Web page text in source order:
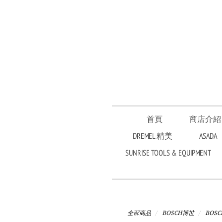
首頁
商店介紹
DREMEL 精美
ASADA
SUNRISE TOOLS & EQUIPMENT
全部商品 BOSCH博世